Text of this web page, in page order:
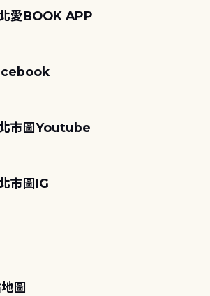
愛BOOK APP
市圖Youtube
市圖IG
圖